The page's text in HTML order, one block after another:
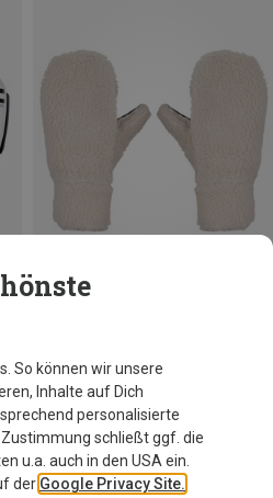
So können wir unsere
Inhalte auf Dich
personalisierte
schließt ggf. die
u.a. auch in den USA ein.
der Google Privacy Site.